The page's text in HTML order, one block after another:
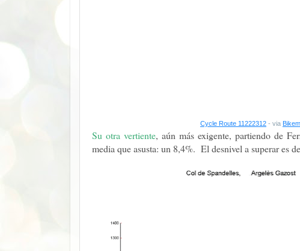
Cycle Route 11222312 - via
Su otra vertiente, aún más exigente, partiendo de
media que asusta: un 8,4%. El desnivel a superar es